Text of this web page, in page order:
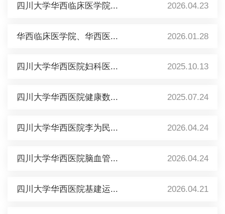
四川大学华西临床医学院... 2026.04.23
华西临床医学院、华西医... 2026.01.28
四川大学华西医院妇科医... 2025.10.13
四川大学华西医院健康数... 2025.07.24
四川大学华西医院李为民... 2026.04.24
四川大学华西医院脑血管... 2026.04.24
四川大学华西医院基建运... 2026.04.21